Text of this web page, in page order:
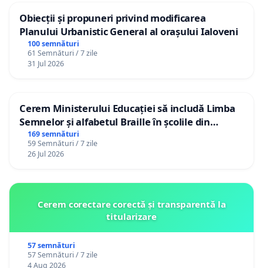
Obiecții și propuneri privind modificarea
Planului Urbanistic General al orașului Ialoveni
100 semnături
61 Semnături / 7 zile
31 Jul 2026
Cerem Ministerului Educației să includă Limba
Semnelor și alfabetul Braille în școlile din
Republica Moldova!
169 semnături
59 Semnături / 7 zile
26 Jul 2026
Cerem corectare corectă și transparentă la
titularizare
57 semnături
57 Semnături / 7 zile
4 Aug 2026